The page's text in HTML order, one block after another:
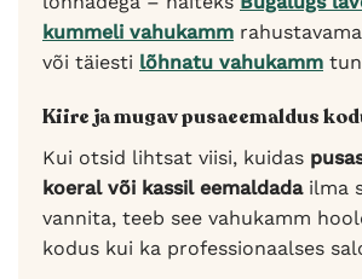
kummeli vahukamm
või täiesti lõhnatu vahukamm
Kiire ja mugav pusaeemaldus
Kui otsid lihtsat viisi, kuidas
koeral või kassil eemaldadailma
vannita, teeb see vahukamm
kodus kui ka professionaalses